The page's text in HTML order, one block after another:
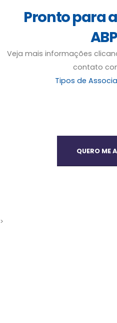
Pronto para
Veja mais informações
contato
Tipos de
QUERO ME
>